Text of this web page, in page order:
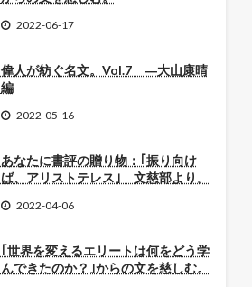
2022-06-17
偉人が紡ぐ名文。Vol.7 ―大山康晴
編
2022-05-16
あなたに書評の贈り物：｢振り向け
ば、アリストテレス｣ 文慈部より。
2022-04-06
｢世界を変えるエリートは何をどう学
んできたのか？｣からの文を慈しむ。